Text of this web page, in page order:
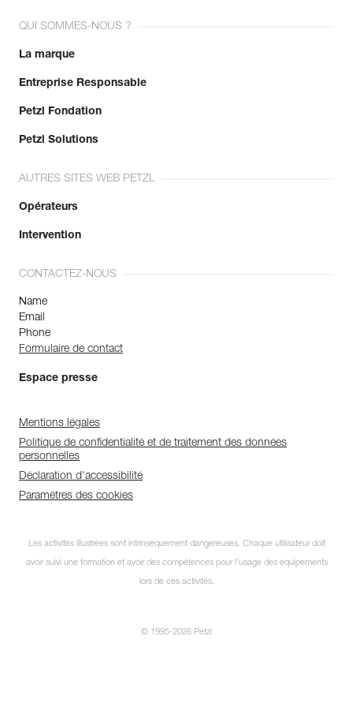
QUI SOMMES-NOUS ?
La marque
Entreprise Responsable
Petzl Fondation
Petzl Solutions
AUTRES SITES WEB PETZL
Opérateurs
Intervention
CONTACTEZ-NOUS
Name
Email
Phone
Formulaire de contact
Espace presse
Mentions légales
Politique de confidentialité et de traitement des données
personnelles
Déclaration d'accessibilité
Paramètres des cookies
Les activités illustrées sont intrinsèquement dangereuses. Chaque utilisateur doit
avoir suivi une formation et avoir des compétences pour l’usage des équipements
lors de ces activités.
© 1995-2026 Petzl